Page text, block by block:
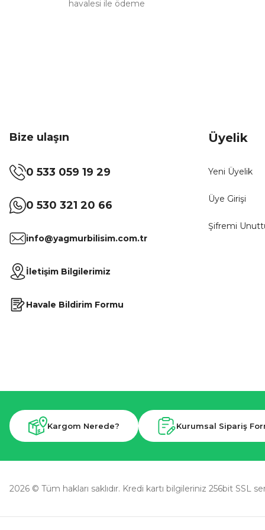
havalesi ile ödeme
Bize ulaşın
0 533 059 19 29
0 530 321 20 66
info@yagmurbilisim.com.tr
İletişim Bilgilerimiz
Havale Bildirim Formu
Üyelik
Yeni Üyelik
Üye Girişi
Şifremi
Kargom Nerede? Kurumsal Sipariş
2026 © Tüm hakları saklıdır. Kredi kartı bilgileriniz 256bit SSL